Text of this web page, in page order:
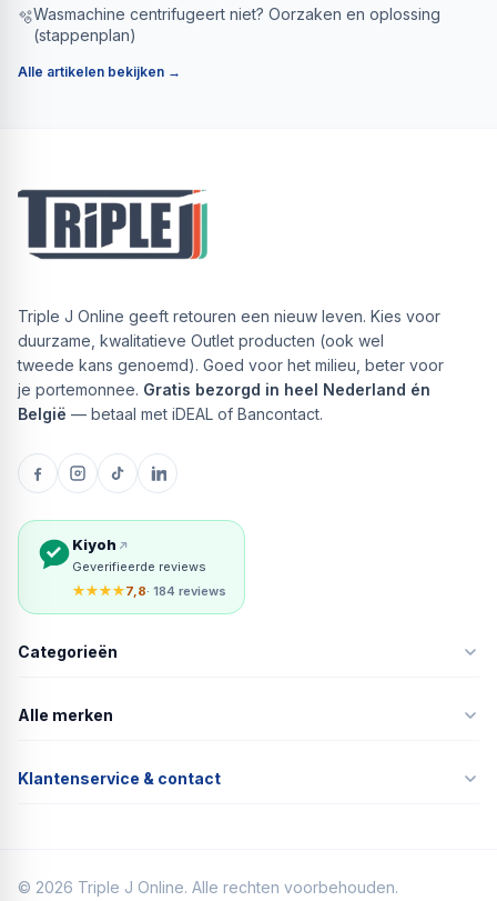
🫧Wasmachine centrifugeert niet? Oorzaken en oplossing
(stappenplan)
Alle artikelen bekijken →
Triple J Online geeft retouren een nieuw leven. Kies voor
duurzame, kwalitatieve Outlet producten (ook wel
tweede kans genoemd). Goed voor het milieu, beter voor
je portemonnee. Gratis bezorgd in heel Nederland én
België — betaal met iDEAL of Bancontact.
Kiyoh
Geverifieerde reviews
★★★★7,8· 184 reviews
Categorieën
Alle merken
Klantenservice & contact
© 2026 Triple J Online. Alle rechten voorbehouden.